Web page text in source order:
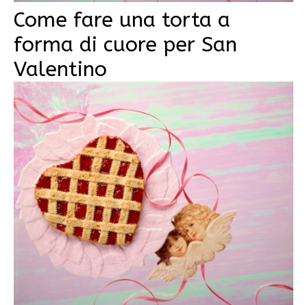
Come fare una torta a
forma di cuore per San
Valentino